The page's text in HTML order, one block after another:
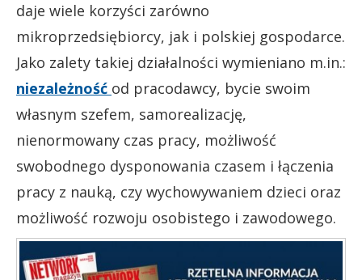
daje wiele korzyści zarówno
mikroprzedsiębiorcy, jak i polskiej gospodarce.
Jako zalety takiej działalności wymieniano m.in.:
niezależność od pracodawcy, bycie swoim
własnym szefem, samorealizację,
nienormowany czas pracy, możliwość
swobodnego dysponowania czasem i łączenia
pracy z nauką, czy wychowywaniem dzieci oraz
możliwość rozwoju osobistego i zawodowego.